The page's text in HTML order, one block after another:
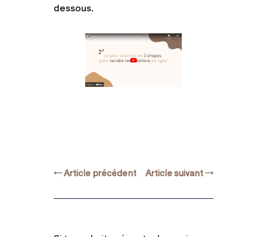
dessous.
←Article précédent Article suivant→